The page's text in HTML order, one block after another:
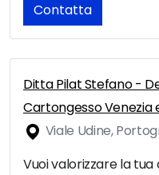
Contatta
Ditta Pilat Stefano -
Cartongesso Venezia
Viale Udine,
Vuoi valorizzare la